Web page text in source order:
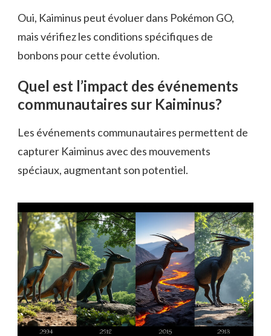
Oui, Kaiminus peut évoluer dans Pokémon GO,
mais vérifiez les conditions spécifiques de
bonbons pour cette évolution.
Quel est l’impact des événements
communautaires sur Kaiminus?
Les événements communautaires permettent de
capturer Kaiminus avec des mouvements
spéciaux, augmentant son potentiel.